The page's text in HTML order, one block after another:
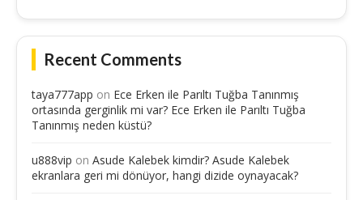
Recent Comments
taya777app on Ece Erken ile Parıltı Tuğba Tanınmış
ortasında gerginlik mi var? Ece Erken ile Parıltı Tuğba
Tanınmış neden küstü?
u888vip on Asude Kalebek kimdir? Asude Kalebek
ekranlara geri mi dönüyor, hangi dizide oynayacak?